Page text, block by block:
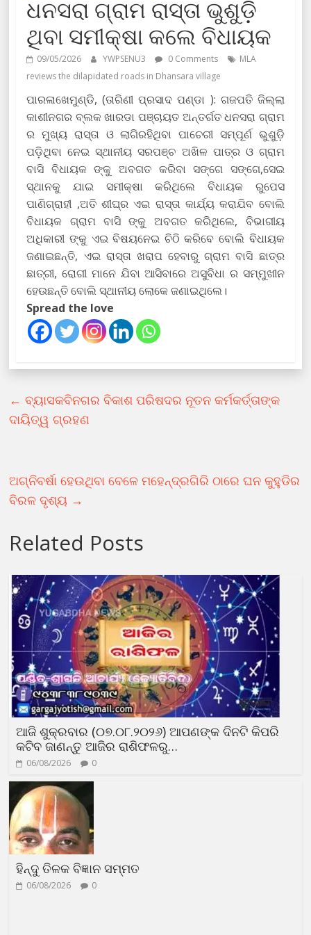
ଧନସରା ଗ୍ରାମ ରାସ୍ତା ଭୁଶୁଡ଼ି
ଥିବା ସମୀକ୍ଷା କଲେ ବିଧାୟକ
09/05/2026 YWPSENU3 0 Comments
MLA
reviews the dilapidated roads in Dhansara village
ପାରଳାଖେମୁଣ୍ଡି, (ତାରିଣୀ ପ୍ରସାଦ ପଣ୍ଡା ): ଗଜପତି ଜିଲ୍ଲା
କାଶୀନଗର ବ୍ଲକ ଖାରଡା ପଞ୍ଚାୟତ ଅନ୍ତର୍ଗତ ଧନସରା ଗ୍ରାମ
ର ମୁଖ୍ୟ ରାସ୍ତା ଓ ଲାଗିରହିଥିବା ପାଚେରୀ ସମ୍ପୂର୍ଣ ଭୁଶୁଡ଼ି
ପଡ଼ିଥିବା ନେଇ ସ୍ଥାନୀୟ ସରପଞ୍ଚ ଅଖିଳ ପାତ୍ର ଓ ଗ୍ରାମ
ବାସି ବିଧାୟକ ଙ୍କୁ ଅବଗତ କରିବା ସଙ୍ଗେ ସଙ୍ଗେ,ସେଇ
ସ୍ଥାନକୁ ଯାଇ ସମୀକ୍ଷା କରିଥିଲେ ବିଧାୟକ ରୁପେସ
ପାଣିଗ୍ରାହୀ ,ଅତି ଶୀଘ୍ର ଏଇ ରାସ୍ତା କାର୍ଯ୍ୟ କରାଯିବ ବୋଲି
ବିଧାୟକ ଗ୍ରାମ ବାସି ଙ୍କୁ ଅବଗତ କରିଥିଲେ, ବିଭାଗୀୟ
ଅଧିକାରୀ ଙ୍କୁ ଏଇ ବିଷୟନେଇ ଚିଠି କରିବେ ବୋଲି ବିଧାୟକ
ଜଣାଇଛନ୍ତି, ଏଇ ରାସ୍ତା ଖରାପ ହେବାରୁ ଗ୍ରାମ ବାସି ଛାତ୍ର
ଛାତ୍ରୀ, ରୋଗୀ ମାନେ ଯିବା ଆସିବାରେ ଅସୁବିଧା ର ସମ୍ମୁଖୀନ
ହେଉଛନ୍ତି ବୋଲି ସ୍ଥାନୀୟ ଲୋକେ ଜଣାଇଥିଲେ।
Spread the love
← ବ୍ୟାସକବିନଗର ବିକାଶ ପରିଷଦର ନୂତନ କର୍ମକର୍ତ୍ତାଙ୍କ
ଦାୟିତ୍ୱ ଗ୍ରହଣ
ଅଗ୍ନିବର୍ଷା ହେଉଥିବା ବେଳେ ମହେନ୍ଦ୍ରଗିରି ଠାରେ ଘନ କୁହୁଡିର
ବିରଳ ଦୃଶ୍ୟ →
Related Posts
ଆଜି ଶୁକ୍ରବାର (୦୭.୦୮.୨୦୨୬) ଆପଣଙ୍କ ଦିନଟି କିପରି
କଟିବ ଜାଣନ୍ତୁ ଆଜିର ରାଶିଫଳରୁ…
06/08/2026 0
ହିନ୍ଦୁ ତିଳକ ବିଜ୍ଞାନ ସମ୍ମତ
06/08/2026 0